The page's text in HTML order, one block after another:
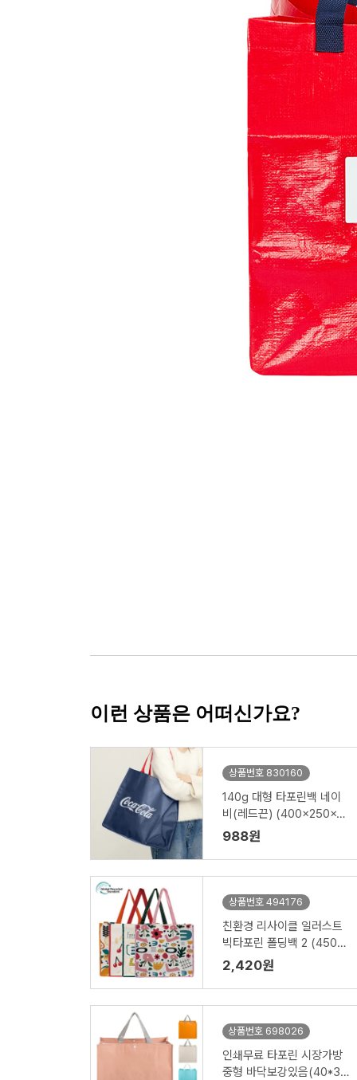
이런 상품은 어떠신가요?
상품번호 830160
140g 대형 타포린백 네이
비(레드끈) (400x250x4
00mm)
988원
상품번호 494176
친환경 리사이클 일러스트
빅타포린 폴딩백 2 (450x
400x205mm)
2,420원
상품번호 698026
인쇄무료 타포린 시장가방
중형 바닥보강있음(40*35